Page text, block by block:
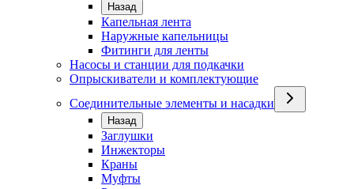
Назад
Капельная лента
Наружные капельницы
Фитинги для ленты
Насосы и станции для подкачки
Опрыскиватели и комплектующие
Соединительные элементы и насадки
Назад
Заглушки
Инжекторы
Краны
Муфты